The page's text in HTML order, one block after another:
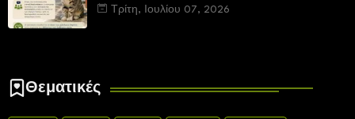
Τρίτη, Ιουλίου 07, 2026
Θεματικές